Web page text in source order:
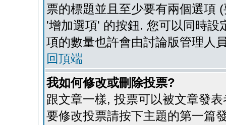
票的標題並且至少要有兩個選項
'增加選項' 的按鈕. 您可以同時
項的數量也許會由討論版管理人
回頂端
我如何修改或刪除投票?
跟文章一樣, 投票可以被文章發
要修改投票請按下主題的第一篇